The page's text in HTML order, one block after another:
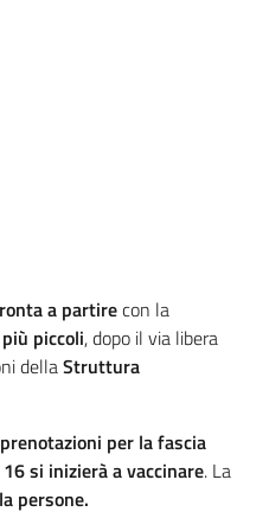
a partirecon la
piccoli, dopo il via libera
dellaStruttura
per la fascia
si inizierà a vaccinare. La
persone.